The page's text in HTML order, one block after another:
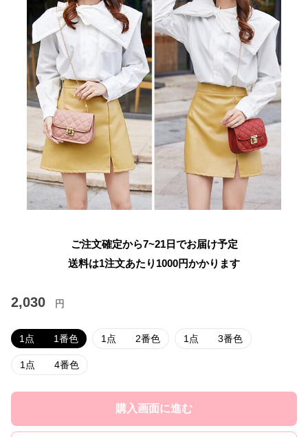
ご注文確定から7~21日でお届け予定
送料は1注文あたり 1000円かかります
2,030 円
1点 1番色 1点 2番色 1点 3番色
1点 4番色
購入画面に進む